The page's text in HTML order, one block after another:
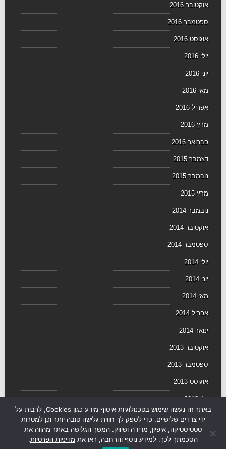
אוקטובר 2016
ספטמבר 2016
אוגוסט 2016
יולי 2016
יוני 2016
מאי 2016
אפריל 2016
מרץ 2016
פברואר 2016
דצמבר 2015
נובמבר 2015
מרץ 2015
נובמבר 2014
אוקטובר 2014
ספטמבר 2014
יולי 2014
יוני 2014
מאי 2014
אפריל 2014
ינואר 2014
אוקטובר 2013
ספטמבר 2013
אוגוסט 2013
יולי 2013
באתר זה נעשה שימוש בטכנולוגיות איסוף מידע כגון Cookies, לרבות על
ידי צדדים שלישיים, כדי לספק לך חווית גלישה טובה יותר וכן למטרות
סטטיסטיקה, איפיון, מדידה ושיווק. המשך הגלישה באתר מהווה את
הסכמתך לכך. למידע נוסף והרחבה, ראו את מדיניות הפרטיות.